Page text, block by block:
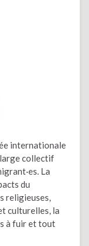
internationale
large collectif
La
du
religieuses,
culturelles, la
à fuir et tout